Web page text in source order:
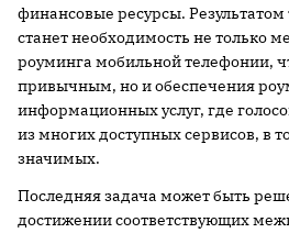
финансовые ресурсы.
станет необходимость не только
роуминга мобильной телефонии,
привычным, но и обеспечения
информационных услуг, где
из многих доступных сервисов, в
значимых.
Последняя задача может быть
достижении соответствующих